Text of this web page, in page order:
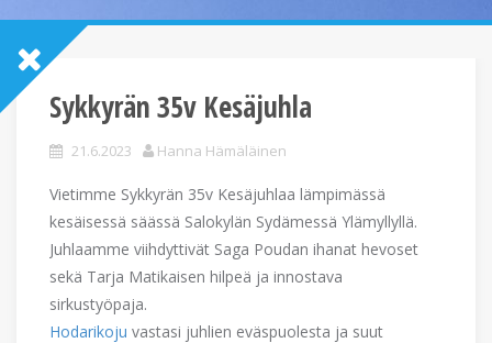
Sykkyrän 35v Kesäjuhla
21.6.2023 Hanna Hämäläinen
Vietimme Sykkyrän 35v Kesäjuhlaa lämpimässä
kesäisessä säässä Salokylän Sydämessä Ylämyllyllä.
Juhlaamme viihdyttivät Saga Poudan ihanat hevoset
sekä Tarja Matikaisen hilpeä ja innostava
sirkustyöpaja.
Hodarikoju vastasi juhlien eväspuolesta ja suut